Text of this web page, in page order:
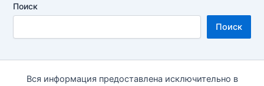
Поиск
Поиск
Вся информация предоставлена исключительно в